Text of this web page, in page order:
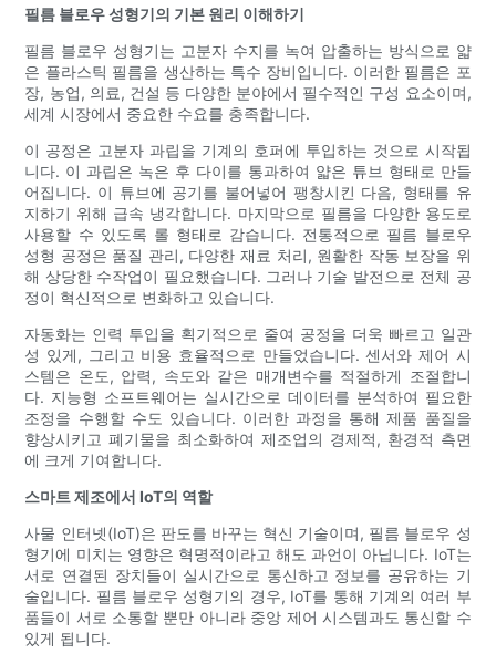
필름 블로우 성형기의 기본 원리 이해하기
필름 블로우 성형기는 고분자 수지를 녹여 압출하는 방식으로 얇
은 플라스틱 필름을 생산하는 특수 장비입니다. 이러한 필름은 포
장, 농업, 의료, 건설 등 다양한 분야에서 필수적인 구성 요소이며,
세계 시장에서 중요한 수요를 충족합니다.
이 공정은 고분자 과립을 기계의 호퍼에 투입하는 것으로 시작됩
니다. 이 과립은 녹은 후 다이를 통과하여 얇은 튜브 형태로 만들
어집니다. 이 튜브에 공기를 불어넣어 팽창시킨 다음, 형태를 유
지하기 위해 급속 냉각합니다. 마지막으로 필름을 다양한 용도로
사용할 수 있도록 롤 형태로 감습니다. 전통적으로 필름 블로우
성형 공정은 품질 관리, 다양한 재료 처리, 원활한 작동 보장을 위
해 상당한 수작업이 필요했습니다. 그러나 기술 발전으로 전체 공
정이 혁신적으로 변화하고 있습니다.
자동화는 인력 투입을 획기적으로 줄여 공정을 더욱 빠르고 일관
성 있게, 그리고 비용 효율적으로 만들었습니다. 센서와 제어 시
스템은 온도, 압력, 속도와 같은 매개변수를 적절하게 조절합니
다. 지능형 소프트웨어는 실시간으로 데이터를 분석하여 필요한
조정을 수행할 수도 있습니다. 이러한 과정을 통해 제품 품질을
향상시키고 폐기물을 최소화하여 제조업의 경제적, 환경적 측면
에 크게 기여합니다.
스마트 제조에서 IoT의 역할
사물 인터넷(IoT)은 판도를 바꾸는 혁신 기술이며, 필름 블로우 성
형기에 미치는 영향은 혁명적이라고 해도 과언이 아닙니다. IoT는
서로 연결된 장치들이 실시간으로 통신하고 정보를 공유하는 기
술입니다. 필름 블로우 성형기의 경우, IoT를 통해 기계의 여러 부
품들이 서로 소통할 뿐만 아니라 중앙 제어 시스템과도 통신할 수
있게 됩니다.